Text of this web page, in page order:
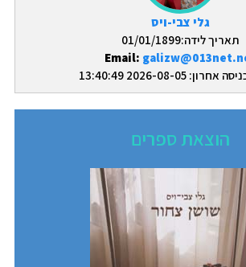
גלי צבי-ויס
תאריך לידה:01/01/1899
Email:
2026-08-05 13:40:49
הוצאת ספרים